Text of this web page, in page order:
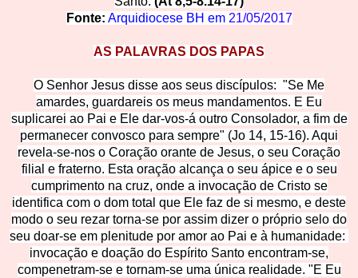
Fonte: Arquidiocese BH em 21/05/2017
AS PALAVRAS DOS PAPAS
O Senhor Jesus disse aos seus discípulos: "Se Me
amardes, guardareis os meus mandamentos. E Eu
suplicarei ao Pai e Ele dar-vos-á outro Consolador, a fim de
permanecer convosco para sempre" (Jo 14, 15-16). Aqui
revela-se-nos o Coração orante de Jesus, o seu Coração
filial e fraterno. Esta oração alcança o seu ápice e o seu
cumprimento na cruz, onde a invocação de Cristo se
identifica com o dom total que Ele faz de si mesmo, e deste
modo o seu rezar torna-se por assim dizer o próprio selo do
seu doar-se em plenitude por amor ao Pai e à humanidade:
invocação e doação do Espírito Santo encontram-se,
compenetram-se e tornam-se uma única realidade. "E Eu